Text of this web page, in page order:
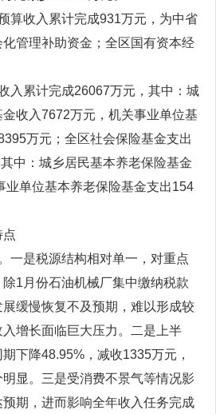
算收入累计完成931万元，为中省
管理补助资金；全区国有资本经
入累计完成26067万元，其中：城
收入7672万元，机关事业单位基
万元；全区社会保险基金支出
中：城乡居民基本养老保险基金
业单位基本养老保险基金支出154
点
一是税源结构相对单一，对重点
1月份石油机械厂集中缴纳税款
缓慢恢复不及预期，难以形成较
增长面临巨大压力。二是上半
下降48.95%，减收1335万元，
显。三是受消费不景气等情况影
期，进而影响全年收入任务完成